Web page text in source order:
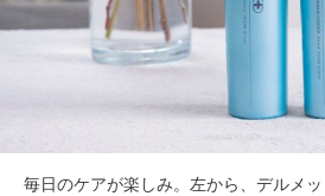
毎日のケアが楽しみ。左から、デルメ